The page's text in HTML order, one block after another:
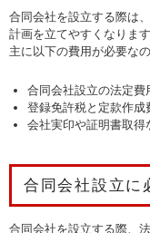
合同会社を設立する際は
計画を立てやすくなります
主に以下の費用が必要な
合同会社設立の法定費
登録免許税と定款作成
会社実印や証明書取
合同会社設立に
合同会社を設立する際、